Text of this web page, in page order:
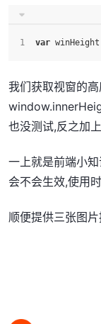
var
我们获取视窗的
也没测试,反之加
一上就是前端小
会不会生效,使用
顺便提供三张图